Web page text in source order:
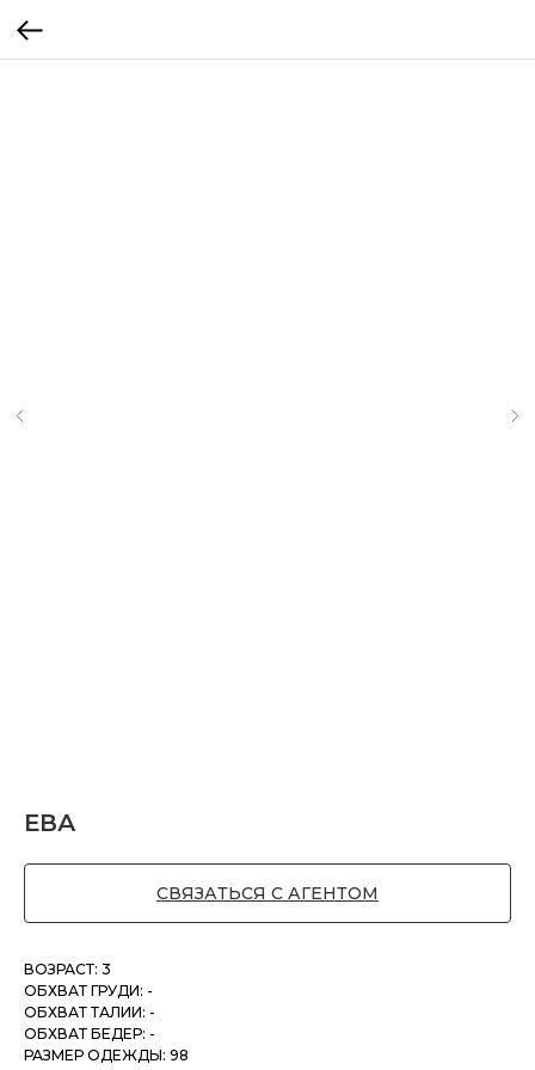
ЕВА
СВЯЗАТЬСЯ С АГЕНТОМ
ВОЗРАСТ: 3
ОБХВАТ ГРУДИ: -
ОБХВАТ ТАЛИИ: -
ОБХВАТ БЕДЕР: -
РАЗМЕР ОДЕЖДЫ: 98